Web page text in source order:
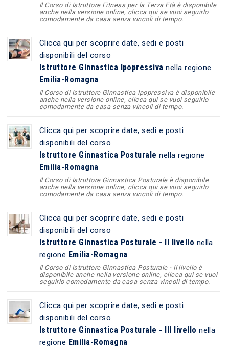
Il Corso di Istruttore Fitness per la Terza Età è disponibile
anche nella versione online, clicca qui se vuoi seguirlo
comodamente da casa senza vincoli di tempo.
Clicca qui per scoprire date, sedi e posti
disponibili del corso
Istruttore Ginnastica Ipopressiva nella regione
Emilia-Romagna
Il Corso di Istruttore Ginnastica Ipopressiva è disponibile
anche nella versione online, clicca qui se vuoi seguirlo
comodamente da casa senza vincoli di tempo.
Clicca qui per scoprire date, sedi e posti
disponibili del corso
Istruttore Ginnastica Posturale nella regione
Emilia-Romagna
Il Corso di Istruttore Ginnastica Posturale è disponibile
anche nella versione online, clicca qui se vuoi seguirlo
comodamente da casa senza vincoli di tempo.
Clicca qui per scoprire date, sedi e posti
disponibili del corso
Istruttore Ginnastica Posturale - II livello nella
regione Emilia-Romagna
Il Corso di Istruttore Ginnastica Posturale - II livello è
disponibile anche nella versione online, clicca qui se vuoi
seguirlo comodamente da casa senza vincoli di tempo.
Clicca qui per scoprire date, sedi e posti
disponibili del corso
Istruttore Ginnastica Posturale - III livello nella
regione Emilia-Romagna